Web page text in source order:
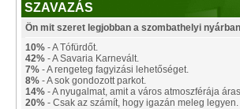
SZAVAZÁS
Ön mit szeret legjobban a szombathelyi
10% - A Tófürdőt.
42% - A Savaria Karnevált.
7% - A rengeteg fagyizási lehetőséget.
8% - A sok gondozott parkot.
14% - A nyugalmat, amit a város atmoszférája
20% - Csak az számít, hogy igazán meleg legyen.